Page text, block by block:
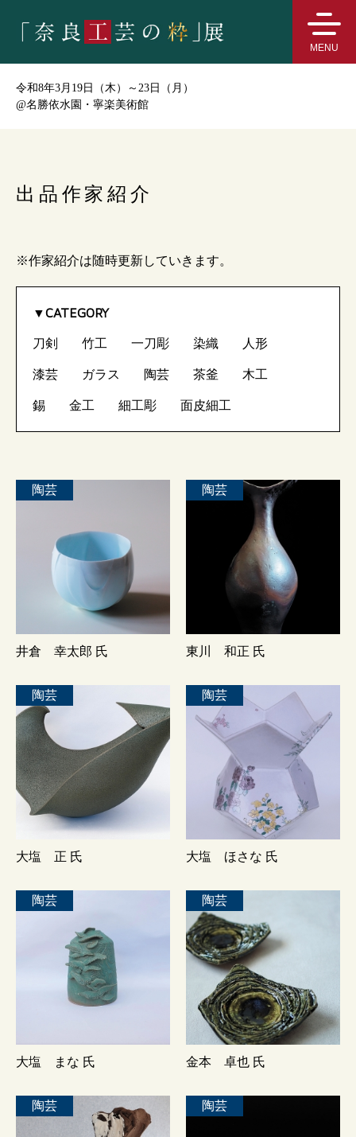
MENU
令和8年3月19日（木）～23日（月）
@名勝依水園・寧楽美術館
出品作家紹介
※作家紹介は随時更新していきます。
CATEGORY
刀剣 竹工 一刀彫 染織 人形
漆芸 ガラス 陶芸 茶釜 木工
錫 金工 細工彫 面皮細工
陶芸
井倉 幸太郎 氏
陶芸
東川 和正 氏
陶芸
大塩 正 氏
陶芸
大塩 ほさな 氏
陶芸
大塩 まな 氏
陶芸
金本 卓也 氏
陶芸 陶芸